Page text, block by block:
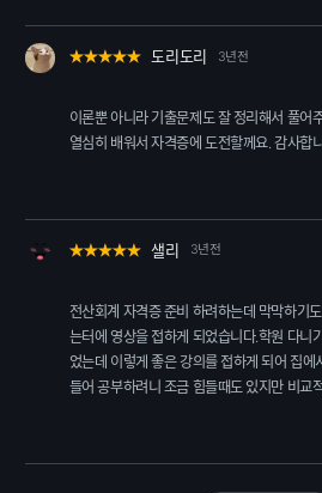
도리도리 3년전
이론뿐 아니라 기출문제도 잘 정리해서 풀어
샐리 3년전
전산회계 자격증 준비 하려하는데 막막하기
는터에 영상을 접하게 되었습니다.학원 다니
었는데 이렇게 좋은 강의를 접하게 되어 집에